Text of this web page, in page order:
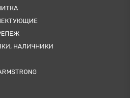
НАЛИЧНИКИ